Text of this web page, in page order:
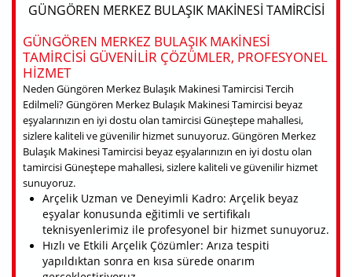
GÜNGÖREN MERKEZ BULAŞIK MAKINESI TAMIRCISI
GÜNGÖREN MERKEZ BULAŞIK MAKINESI
TAMIRCISI GÜVENILIR ÇÖZÜMLER, PROFESYONEL
HIZMET
Neden Güngören Merkez Bulaşık Makinesi Tamircisi Tercih
Edilmeli? Güngören Merkez Bulaşık Makinesi Tamircisi beyaz
eşyalarınızın en iyi dostu olan tamircisi Güneştepe mahallesi,
sizlere kaliteli ve güvenilir hizmet sunuyoruz. Güngören Merkez
Bulaşık Makinesi Tamircisi beyaz eşyalarınızın en iyi dostu olan
tamircisi Güneştepe mahallesi, sizlere kaliteli ve güvenilir hizmet
sunuyoruz.
Arçelik Uzman ve Deneyimli Kadro: Arçelik beyaz
eşyalar konusunda eğitimli ve sertifikalı
teknisyenlerimiz ile profesyonel bir hizmet sunuyoruz.
Hızlı ve Etkili Arçelik Çözümler: Arıza tespiti
yapıldıktan sonra en kısa sürede onarım